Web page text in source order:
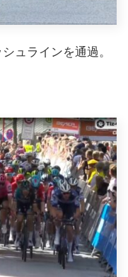
ュラインを通過。